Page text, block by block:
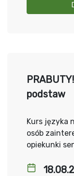
podstaw
Kurs języka
osób
opiekunki